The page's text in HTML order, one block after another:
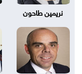
نريمين طاحون